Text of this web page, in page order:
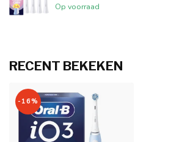
Op voorraad
RECENT BEKEKEN
-16%